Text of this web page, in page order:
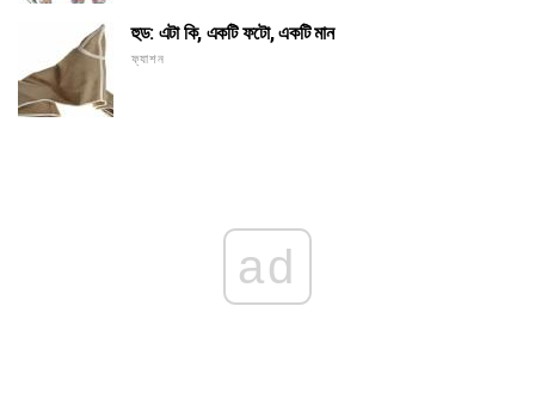
হুড: এটা কি, একটি ফটো, একটি মান
ফ্যাশন
ad